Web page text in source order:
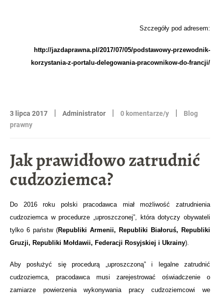
Szczegóły pod adresem:
http://jazdaprawna.pl/2017/07/05/podstawowy-przewodnik-
korzystania-z-portalu-delegowania-pracownikow-do-francji/
3 lipca 2017 | Administrator | 0 komentarze/y |
Blog
prawny
Jak prawidłowo zatrudnić
cudzoziemca?
Do 2016 roku polski pracodawca miał możliwość zatrudnienia
cudzoziemca w procedurze „uproszczonej”, która dotyczy obywateli
tylko 6 państw (Republiki Armenii, Republiki Białoruś, Republiki
Gruzji, Republiki Mołdawii, Federacji Rosyjskiej i Ukrainy).
Aby posłużyć się procedurą „uproszczoną” i legalne zatrudnić
cudzoziemca, pracodawca musi zarejestrować oświadczenie o
zamiarze powierzenia wykonywania pracy cudzoziemcowi we